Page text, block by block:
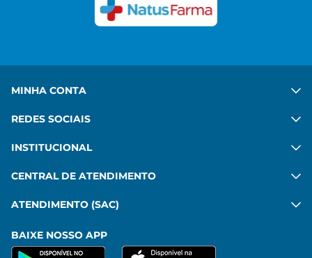
MINHA CONTA
REDES SOCIAIS
INSTITUCIONAL
CENTRAL DE ATENDIMENTO
ATENDIMENTO (SAC)
BAIXE NOSSO APP